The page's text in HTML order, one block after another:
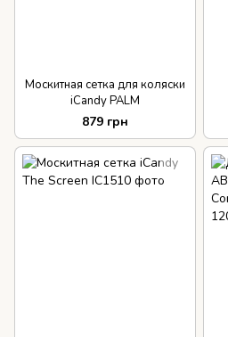
Москитная сетка для коляски
iCandy PALM
879 грн